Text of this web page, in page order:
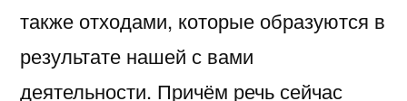
также отходами, которые образуются в
результате нашей с вами
деятельности. Причём речь сейчас